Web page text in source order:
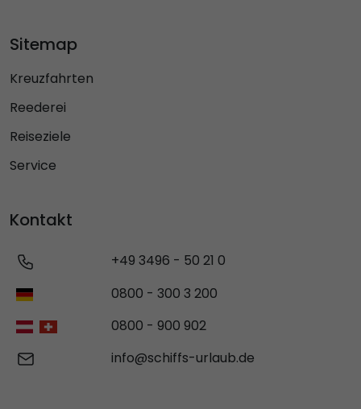
Sitemap
Kreuzfahrten
Reederei
Reiseziele
Service
Kontakt
+49 3496 - 50 21 0
0800 - 300 3 200
0800 - 900 902
info@schiffs-urlaub.de